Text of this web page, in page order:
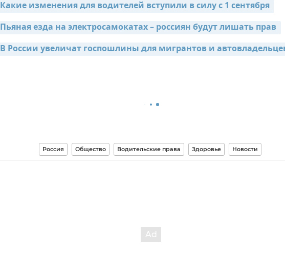
Какие изменения для водителей вступили в силу с 1 сентября
Пьяная езда на электросамокатах – россиян будут лишать прав
В России увеличат госпошлины для мигрантов и
Россия Общество Водительские права Здоровье Новости